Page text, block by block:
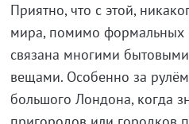
Приятно, что с этой,
мира, помимо формальных
связана многими
вещами. Особенно за
большого Лондона, когда